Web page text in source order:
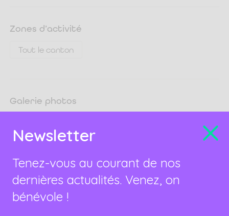
Newsletter
Tenez-vous au courant de nos
dernières actualités. Venez, on
bénévole !
Zones d’activité
Tout le canton
Galerie photos